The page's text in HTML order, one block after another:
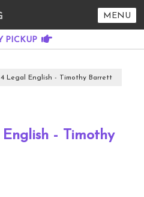
MENU
4 Legal English - Timothy Barrett
- Timothy